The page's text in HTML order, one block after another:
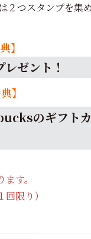
つスタンプを集
】
ゼント！
】
のギフト
す。
限り）